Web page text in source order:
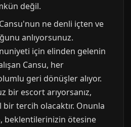
değil.
ne denli içten ve
anlıyorsunuz.
için elinden gelenin
Cansu, her
geri dönüşler alıyor.
bir escort arıyorsanız,
bir tercih olacaktır. Onunla
beklentilerinizin ötesine